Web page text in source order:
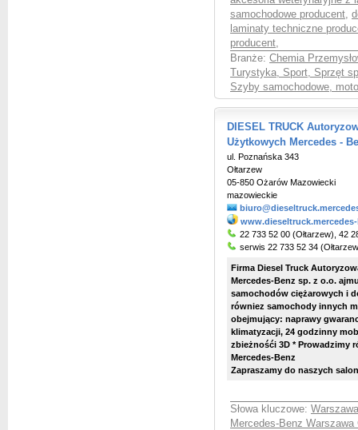
samochodowe producent,
laminaty techniczne
producent,
Branże: Chemia
Turystyka, Sport, Sprzęt
Szyby samochodowe,
DIESEL TRUCK
Użytkowych Mercedes -
ul. Poznańska 343
Ołtarzew
05-850 Ożarów Mazowiecki
mazowieckie
22 733 52 00 (Ołtarzew), 42
serwis 22 733 52 34
Firma Diesel Truck
Mercedes-Benz sp. z o.o.
samochodów ciężarowych i
równiez samochody innych
obejmujący: naprawy
klimatyzacji, 24 godzinny
zbieżnośći 3D * Prowadzimy
Mercedes-Benz
Zapraszamy do naszych
Słowa kluczowe:
Mercedes-Benz